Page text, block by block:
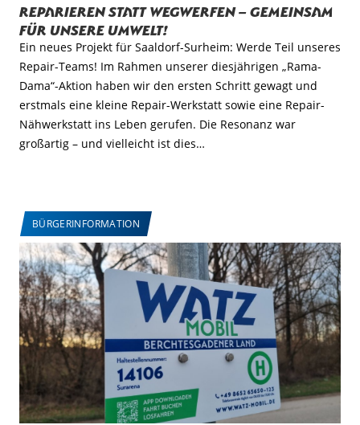
Reparieren statt Wegwerfen – Gemeinsam
für unsere Umwelt!
Ein neues Projekt für Saaldorf-Surheim: Werde Teil unseres
Repair-Teams! Im Rahmen unserer diesjährigen „Rama-
Dama“-Aktion haben wir den ersten Schritt gewagt und
erstmals eine kleine Repair-Werkstatt sowie eine Repair-
Nähwerkstatt ins Leben gerufen. Die Resonanz war
großartig – und vielleicht ist dies…
BÜRGERINFORMATION